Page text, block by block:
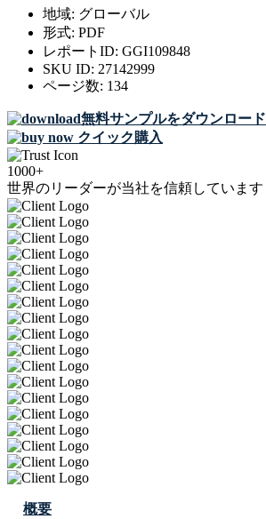
地域: グローバル
形式: PDF
レポートID: GGI109848
SKU ID: 27142999
ページ数: 134
無料サンプルをダウンロード
クイック購入
1000+
世界のリーダーが当社を信頼しています
概要